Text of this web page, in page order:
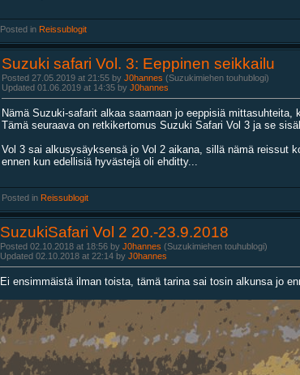
Posted in Reissublogit
Suzuki safari Vol. 3: Eeppinen seikkailu
Posted 27.05.2019 at 21:55 by J0hannes (Suzukimiehen touhublogi)
Updated 01.06.2019 at 14:35 by J0hannes
Nämä Suzuki-safarit alkaa saamaan jo eeppisiä
Tämä seuraava on retkikertomus Suzuki Safari Vol 3 ja se
Vol 3 sai alkusysäyksensä jo Vol 2 aikana, sillä nämä reissut
ennen kun edellisiä hyvästejä oli ehditty...
Posted in Reissublogit
SuzukiSafari Vol 2 20.-23.9.2018
Posted 02.10.2018 at 18:56 by J0hannes (Suzukimiehen touhublogi)
Updated 02.10.2018 at 22:14 by J0hannes
Ei ensimmäistä ilman toista, tämä tarina sai tosin alkunsa jo